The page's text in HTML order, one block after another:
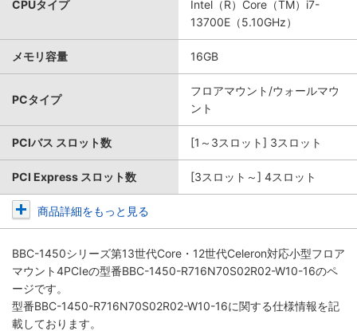
CPUタイプ
Intel（R）Core（TM）i7-
13700E（5.10GHz）
メモリ容量 16GB
PCタイプ
フロアマウント/ウォールマウ
ント
PCIバス スロット数 [1～3スロット] 3スロット
PCI Express スロット数 [3スロット～] 4スロット
商品詳細をもっと見る
BBC-1450シリーズ第13世代Core・12世代Celeron対応小型フロア
マウント4PCIeの型番BBC-1450-R716N70S02R02-W10-16のペ
ージです。
型番BBC-1450-R716N70S02R02-W10-16に関する仕様情報を記
載しております。